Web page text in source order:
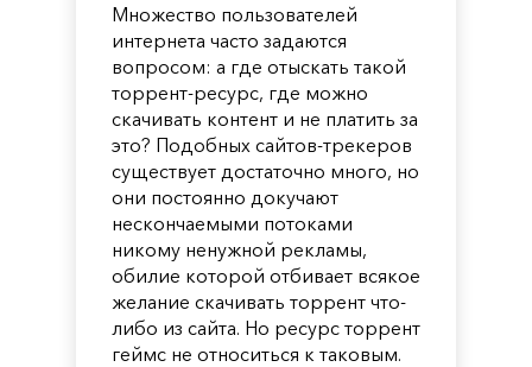
Множество пользователей
интернета часто задаются
вопросом: а где отыскать такой
торрент-ресурс, где можно
скачивать контент и не платить за
это? Подобных сайтов-трекеров
существует достаточно много, но
они постоянно докучают
нескончаемыми потоками
никому ненужной рекламы,
обилие которой отбивает всякое
желание скачивать торрент что-
либо из сайта. Но ресурс торрент
геймс не относиться к таковым.